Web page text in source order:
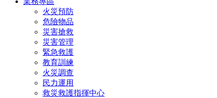
火災預防
危險物品
災害搶救
災害管理
緊急救護
教育訓練
火災調查
民力運用
救災救護指揮中心